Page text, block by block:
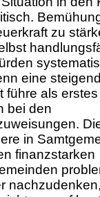
zu
eine
führe als
bei den
in
finanzstarken